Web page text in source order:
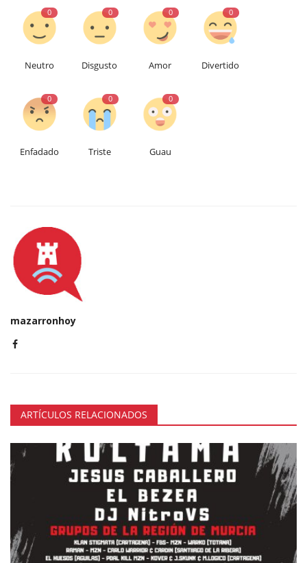
0
Neutro
0
Disgusto
0
Amor
0
Divertido
0
Enfadado
0
Triste
0
Guau
mazarronhoy
ARTÍCULOS RELACIONADOS